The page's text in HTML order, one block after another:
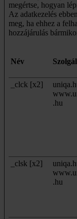
megértse, hogyan
Az adatkezelés
meg, ha ehhez a
hozzájárulás
Név
_clck [x2]
.hu
_clsk [x2]
.hu